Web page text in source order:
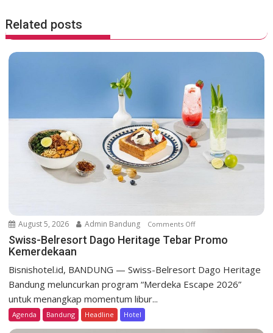
n
a
i
Related posts
August 5, 2026 Admin Bandung Comments Offo
n
s
Swiss-Belresort Dago Heritage Tebar Promo
Kemerdekaan
Bisnishotel.id, BANDUNG — Swiss-Belresort Dago Heritage
Bandung meluncurkan program “Merdeka Escape 2026”
untuk menangkap momentum libur...
Agenda Bandung Headline Hotel